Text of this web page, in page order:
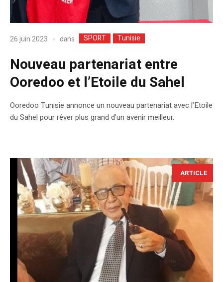
26 juin 2023 dans SPORT Tunisie
Nouveau partenariat entre
Ooredoo et l’Etoile du Sahel
Ooredoo Tunisie annonce un nouveau partenariat avec l’Etoile
du Sahel pour rêver plus grand d’un avenir meilleur.
ARTICLE